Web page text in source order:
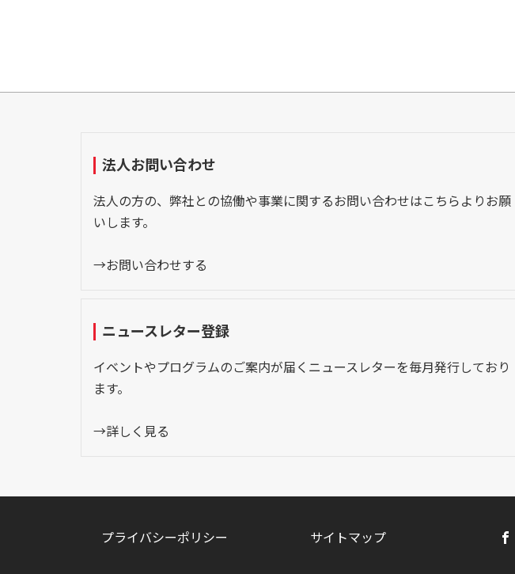
法人お問い合わせ
法人の方の、弊社との協働や事業に関するお問い合わせはこちらよりお願
いします。
→お問い合わせする
ニュースレター登録
イベントやプログラムのご案内が届くニュースレターを毎月発行しており
ます。
→詳しく見る
プライバシーポリシー サイトマップ